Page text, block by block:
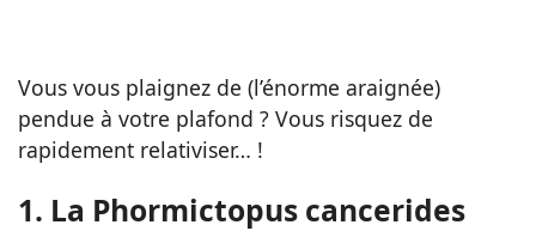
Vous vous plaignez de (l’énorme araignée)
pendue à votre plafond ? Vous risquez de
rapidement relativiser… !
1. La Phormictopus cancerides